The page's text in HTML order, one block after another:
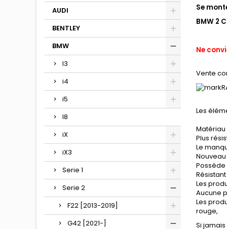
AUDI
BENTLEY
BMW
I3
i4
i5
I8
iX
iX3
Serie 1
Serie 2
F22 [2013-2019]
G42 [2021-]
Se
BMW 2
Ne
Vente
Les
Matériau
Plus
Le
Les
Aucune
Les
rouge,
Si